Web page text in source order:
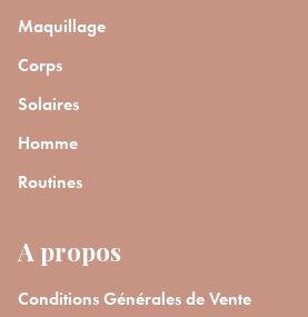
Maquillage
Corps
Solaires
Homme
Routines
A propos
Conditions Générales de Vente